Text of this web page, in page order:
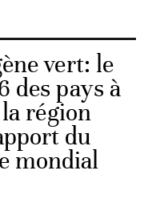
vert: le
des pays à
région
du
mondial